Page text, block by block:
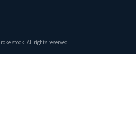
stock. All rights reserved.